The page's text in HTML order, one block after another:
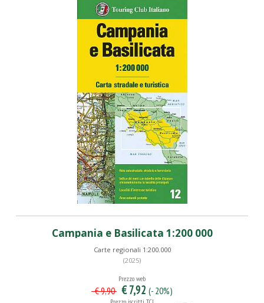
Campania e Basilicata 1:200 000
Carte regionali 1:200.000
(2025)
Prezzo web
€ 9,90 € 7,92 (- 20%)